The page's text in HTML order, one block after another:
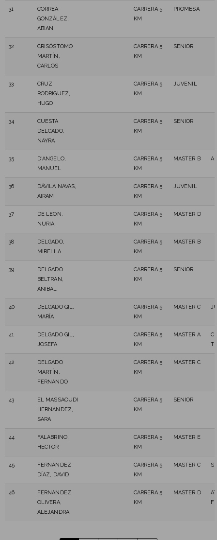
31
CORREA
GONZÁLEZ,
ABIAN
CARRERA 5
KM
PROMESA
32
CRISÓSTOMO
MARTÍN,
CARLOS
CARRERA 5
KM
SENIOR
33
CRUZ
RODRIGUEZ,
HUGO
CARRERA 5
KM
JUVENIL
34
CUESTA
DELGADO,
NAYRA
CARRERA 5
KM
SENIOR
35
D'ANGELO,
MANUEL
CARRERA 5
KM
MASTER B
36
DÁVILA NAVAS,
AIRAM
CARRERA 5
KM
JUVENIL
37
DE LEON,
NURIA
CARRERA 5
KM
MASTER D
38
DELGADO,
MIRELLA
CARRERA 5
KM
MASTER B
39
DELGADO
BELTRAN,
ANIBAL
CARRERA 5
KM
SENIOR
40
DELGADO GIL,
MARÍA
CARRERA 5
KM
MASTER C
41
DELGADO GIL,
JOSEFA
CARRERA 5
KM
MASTER A
42
DELGADO
MARTÍN,
FERNANDO
CARRERA 5
KM
MASTER C
43
EL MASSAOUDI
HERNANDEZ,
SARA
CARRERA 5
KM
SENIOR
44
FALABRINO,
HECTOR
CARRERA 5
KM
MASTER E
45
FERNÁNDEZ
DÍAZ, DAVID
CARRERA 5
KM
MASTER C
46
FERNANDEZ
OLIVERA,
ALEJANDRA
CARRERA 5
KM
MASTER D